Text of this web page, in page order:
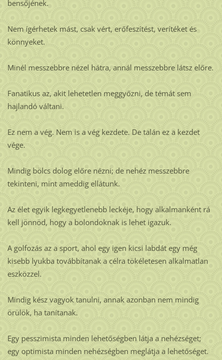
bensőjének.
Nem ígérhetek mást, csak vért, erőfeszítést, verítéket és
könnyeket.
Minél messzebbre nézel hátra, annál messzebbre látsz előre.
Fanatikus az, akit lehetetlen meggyőzni, de témát sem
hajlandó váltani.
Ez nem a vég. Nem is a vég kezdete. De talán ez a kezdet
vége.
Mindig bölcs dolog előre nézni; de nehéz messzebbre
tekinteni, mint ameddig ellátunk.
Az élet egyik legkegyetlenebb leckéje, hogy alkalmanként rá
kell jönnöd, hogy a bolondoknak is lehet igazuk.
A golfozás az a sport, ahol egy igen kicsi labdát egy még
kisebb lyukba továbbítanak a célra tökéletesen alkalmatlan
eszközzel.
Mindig kész vagyok tanulni, annak azonban nem mindig
örülök, ha tanítanak.
Egy pesszimista minden lehetőségben látja a nehézséget;
egy optimista minden nehézségben meglátja a lehetőséget.